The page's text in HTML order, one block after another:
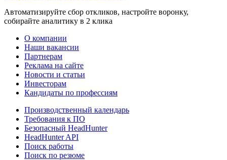
Автоматизируйте сбор откликов, настройте воронку,
собирайте аналитику в 2 клика
О компании
Наши вакансии
Партнерам
Реклама на сайте
Новости и статьи
Инвесторам
Кандидаты по профессиям
Производственный календарь
Требования к ПО
Безопасный HeadHunter
HeadHunter API
Поиск работы
Поиск по резюме